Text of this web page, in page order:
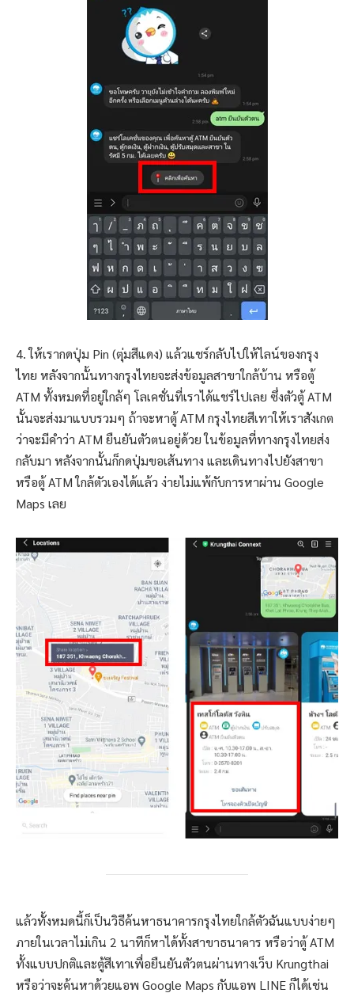
4. ให้เรากดปุ่ม Pin (ตุ่มสีแดง) แล้วแชร์กลับไปให้ไลน์ของกรุง
ไทย หลังจากนั้นทางกรุงไทยจะส่งข้อมูลสาขาใกล้บ้าน หรือตู้
ATM ทั้งหมดที่อยู่ใกล้ๆ โลเคชั่นที่เราได้แชร์ไปเลย ซึ่งตัวตู้ ATM
นั้นจะส่งมาแบบรวมๆ ถ้าจะหาตู้ ATM กรุงไทยสีเทาให้เราสังเกต
ว่าจะมีคำว่า ATM ยืนยันตัวตนอยู่ด้วย ในข้อมูลที่ทางกรุงไทยส่ง
กลับมา หลังจากนั้นก็กดปุ่มขอเส้นทาง และเดินทางไปยังสาขา
หรือตู้ ATM ใกล้ตัวเองได้แล้ว ง่ายไม่แพ้กับการหาผ่าน Google
Maps เลย
แล้วทั้งหมดนี้ก็เป็นวิธีค้นหาธนาคารกรุงไทยใกล้ตัวฉันแบบง่ายๆ
ภายในเวลาไม่เกิน 2 นาทีก็หาได้ทั้งสาขาธนาคาร หรือว่าตู้ ATM
ทั้งแบบปกติและตู้สีเทาเพื่อยืนยันตัวตนผ่านทางเว็บ Krungthai
หรือว่าจะค้นหาด้วยแอพ Google Maps กับแอพ LINE ก็ได้เช่น